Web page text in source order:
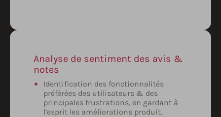
Analyse de sentiment des avis &
notes
Identification des fonctionnalités
préférées des utilisateurs & des
principales frustrations, en gardant à
l’esprit les améliorations produit.